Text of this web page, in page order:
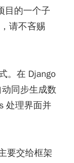
目的一个子
请不吝赐
。在 Django
同步生成数
处理界面并
要交给框架